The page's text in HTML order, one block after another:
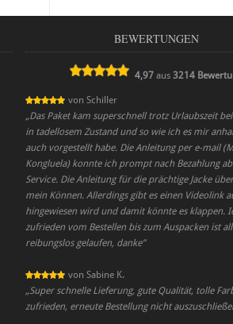
BEWERTUNGEN
4,97 aus3214
von Schiller
„Das Paket kam superschnell trotz Urlaubszeit
in tadellosem Zustand und so wie ich es mir
auch vorgestellt habe. Die Anleitung per e-mail
Kongluela) konnte ich prompt nach Bezahlung
Service. Die Anleitung für die prächtige Jacke
mein Können. Allerdings gibt es einen Videolink
hingewiesen wird und damit könnte es klappen.
zufrieden vom Bestellen bis zum Auspacken ist
reibungslos gelaufen, danke”
von Sabine K.
„Super schnelle Lieferung, gute Qualität, tolle
zufrieden, erneute Bestellung nicht